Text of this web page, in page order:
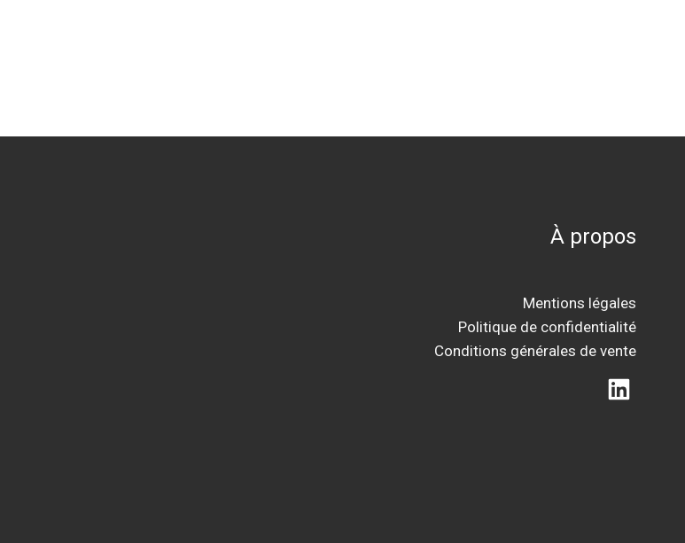
À propos
Mentions légales
Politique de confidentialité
Conditions générales de vente